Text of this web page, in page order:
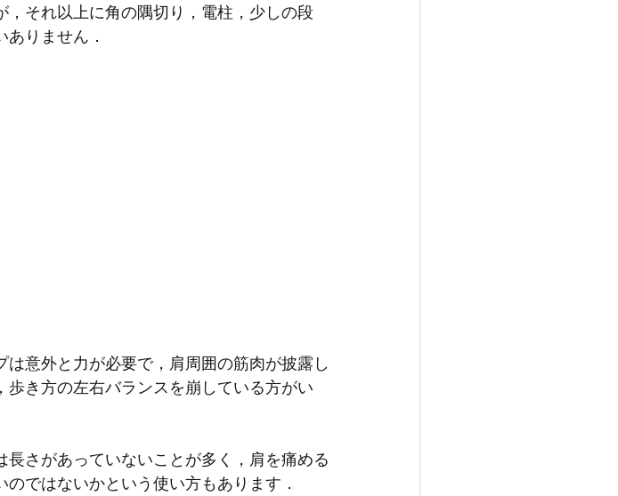
それ以上に角の隅切り，電柱，少しの段
りません．
意外と力が必要で，肩周囲の筋肉が披露し
き方の左右バランスを崩している方がい
さがあっていないことが多く，肩を痛める
ではないかという使い方もあります．